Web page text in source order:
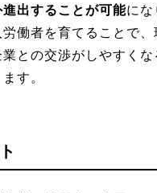
進出することが可能にな
働者を育てることで、
との交渉がしやすくな
す。